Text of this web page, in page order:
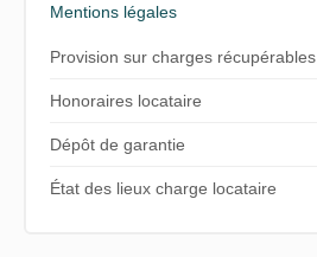
Mentions légales
Provision sur charges récupérables
Honoraires locataire
Dépôt de garantie
État des lieux charge locataire